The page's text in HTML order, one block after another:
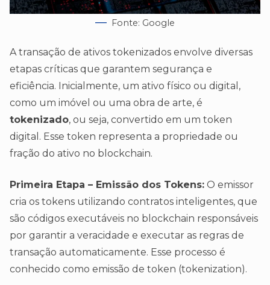
Fonte: Google
A transação de ativos tokenizados envolve diversas
etapas críticas que garantem segurança e
eficiência. Inicialmente, um ativo físico ou digital,
como um imóvel ou uma obra de arte, é
tokenizado, ou seja, convertido em um token
digital. Esse token representa a propriedade ou
fração do ativo no blockchain.
Primeira Etapa – Emissão dos Tokens: O emissor
cria os tokens utilizando contratos inteligentes, que
são códigos executáveis no blockchain responsáveis
por garantir a veracidade e executar as regras de
transação automaticamente. Esse processo é
conhecido como emissão de token (tokenization).